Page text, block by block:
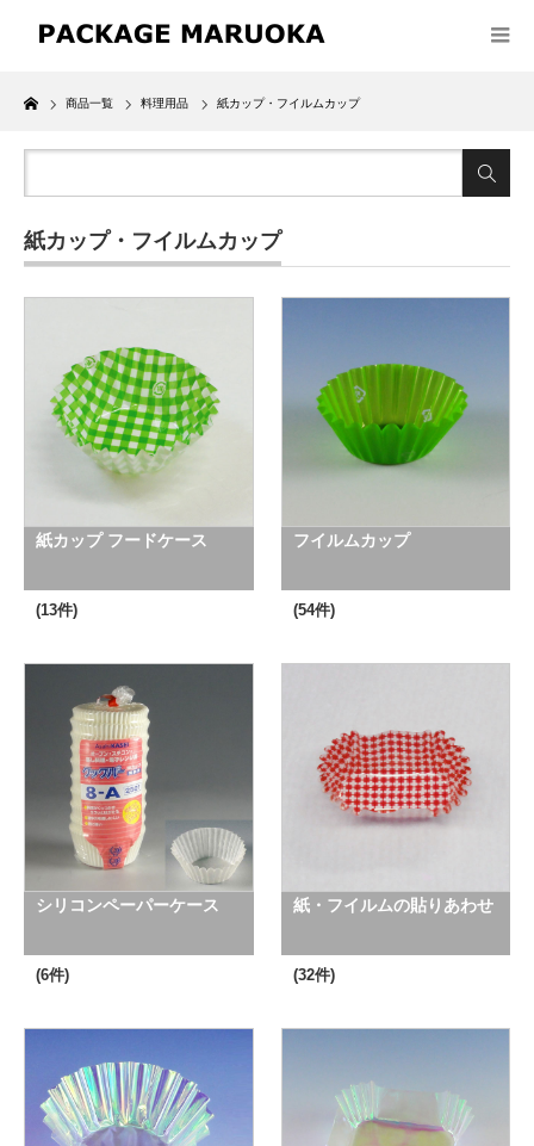
Home
商品一覧 料理用品 紙カップ・フイルムカップ
紙カップ・フイルムカップ
紙カップ フードケース
(13件)
フイルムカップ
(54件)
シリコンペーパーケース
(6件)
紙・フイルムの貼りあわせ
(32件)